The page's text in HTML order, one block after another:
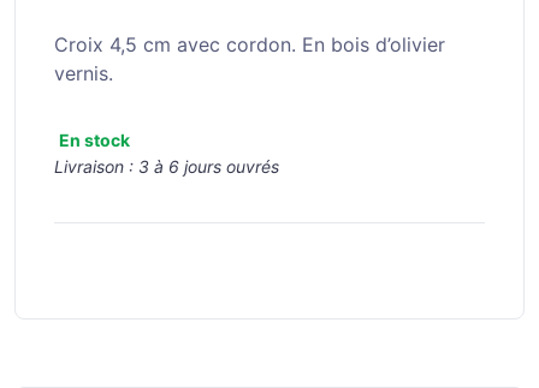
Croix 4,5 cm avec cordon. En bois d’olivier
vernis.
En stock
Livraison : 3 à 6 jours ouvrés